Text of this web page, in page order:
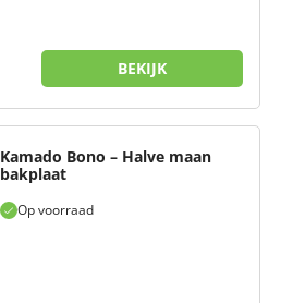
BEKIJK
Op voorraad
Kamado Bono – Halve maan
bakplaat